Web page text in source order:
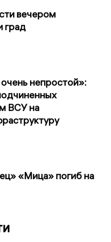
вечером
град
непростой»:
ВСУ на
«Мица» погиб на